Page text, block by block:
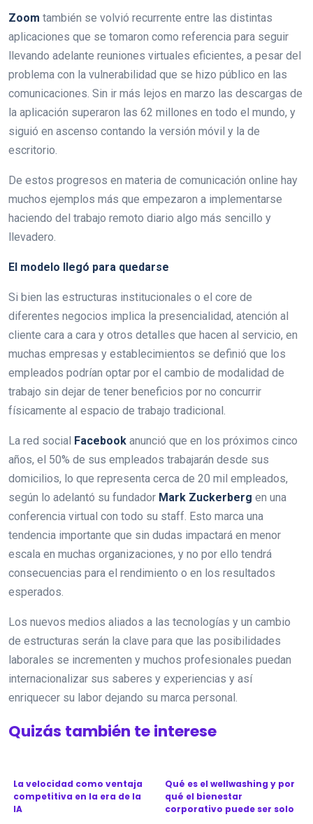
Zoom también se volvió recurrente entre las distintas
aplicaciones que se tomaron como referencia para seguir
llevando adelante reuniones virtuales eficientes, a pesar del
problema con la vulnerabilidad que se hizo público en las
comunicaciones. Sin ir más lejos en marzo las descargas de
la aplicación superaron las 62 millones en todo el mundo, y
siguió en ascenso contando la versión móvil y la de
escritorio.
De estos progresos en materia de comunicación online hay
muchos ejemplos más que empezaron a implementarse
haciendo del trabajo remoto diario algo más sencillo y
llevadero.
El modelo llegó para quedarse
Si bien las estructuras institucionales o el core de
diferentes negocios implica la presencialidad, atención al
cliente cara a cara y otros detalles que hacen al servicio, en
muchas empresas y establecimientos se definió que los
empleados podrían optar por el cambio de modalidad de
trabajo sin dejar de tener beneficios por no concurrir
físicamente al espacio de trabajo tradicional.
La red social Facebook anunció que en los próximos cinco
años, el 50% de sus empleados trabajarán desde sus
domicilios, lo que representa cerca de 20 mil empleados,
según lo adelantó su fundador Mark Zuckerberg en una
conferencia virtual con todo su staff. Esto marca una
tendencia importante que sin dudas impactará en menor
escala en muchas organizaciones, y no por ello tendrá
consecuencias para el rendimiento o en los resultados
esperados.
Los nuevos medios aliados a las tecnologías y un cambio
de estructuras serán la clave para que las posibilidades
laborales se incrementen y muchos profesionales puedan
internacionalizar sus saberes y experiencias y así
enriquecer su labor dejando su marca personal.
Quizás también te interese
La velocidad como ventaja
competitiva en la era de la
IA
Qué es el wellwashing y por
qué el bienestar
corporativo puede ser solo